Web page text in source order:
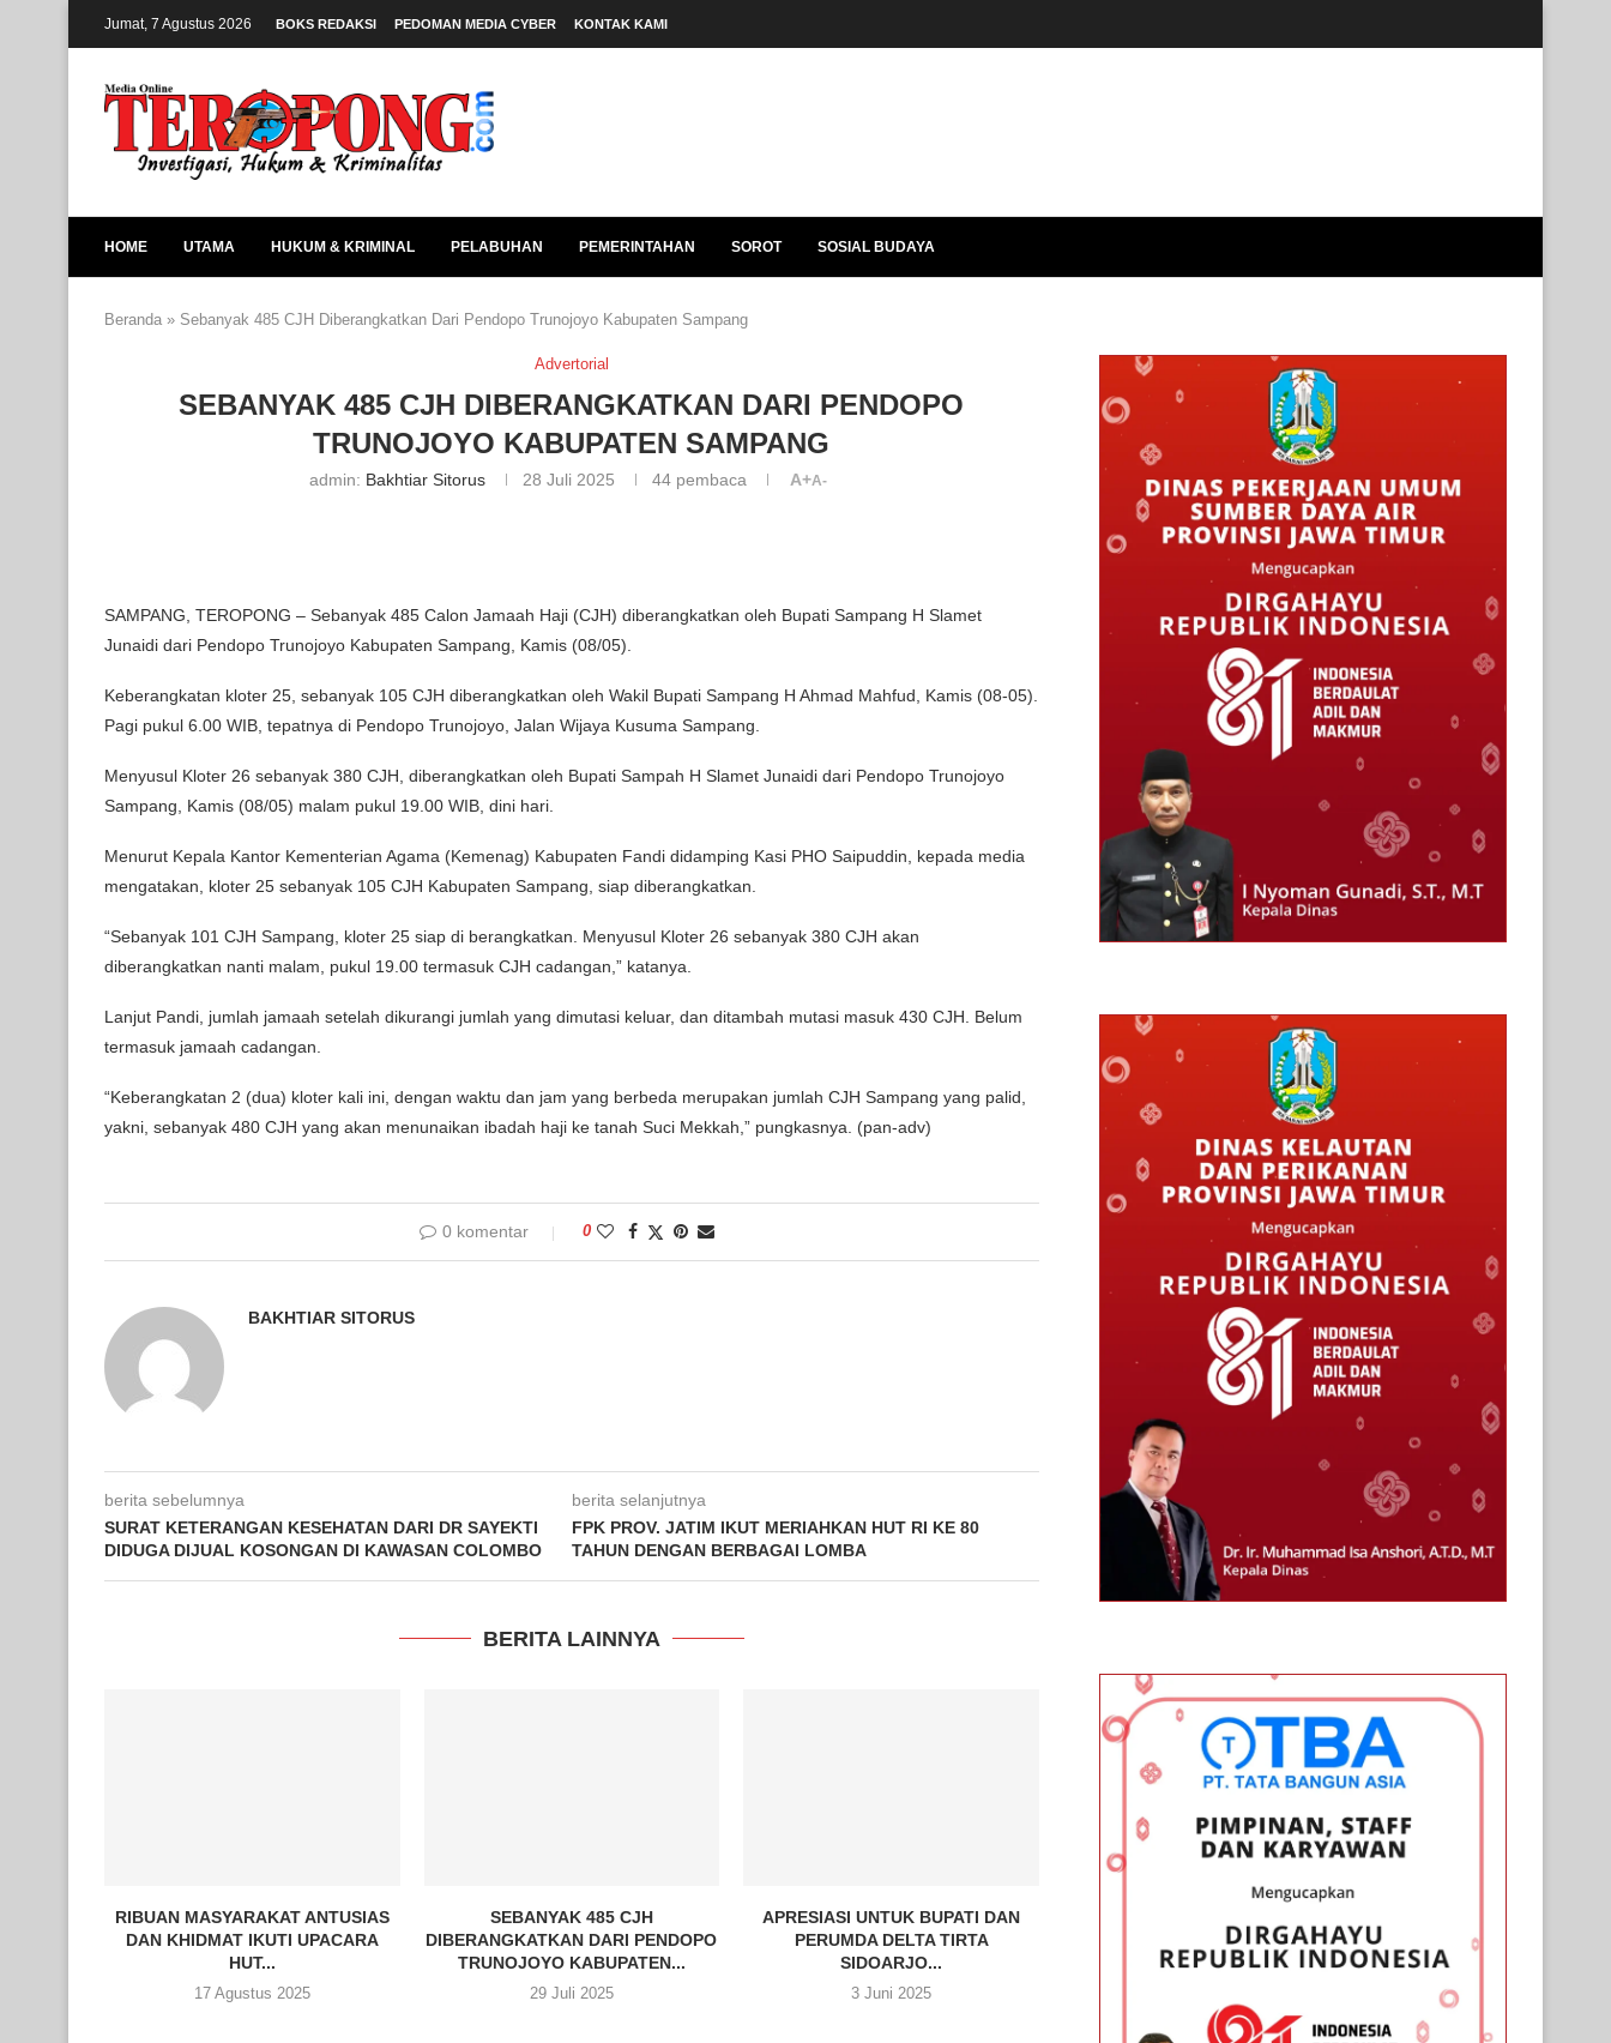
Jumat, 7 Agustus 2026 BOKS REDAKSI PEDOMAN MEDIA CYBER KONTAK KAMI
HOME UTAMA HUKUM & KRIMINAL PELABUHAN PEMERINTAHAN SOROT SOSIAL BUDAYA
Beranda » Sebanyak 485 CJH Diberangkatkan Dari Pendopo Trunojoyo Kabupaten Sampang
Advertorial
SEBANYAK 485 CJH DIBERANGKATKAN DARI PENDOPO
TRUNOJOYO KABUPATEN SAMPANG
admin: Bakhtiar Sitorus 28 Juli 2025 44 pembaca A+A-
SAMPANG, TEROPONG – Sebanyak 485 Calon Jamaah Haji (CJH) diberangkatkan oleh Bupati Sampang H Slamet
Junaidi dari Pendopo Trunojoyo Kabupaten Sampang, Kamis (08/05).
Keberangkatan kloter 25, sebanyak 105 CJH diberangkatkan oleh Wakil Bupati Sampang H Ahmad Mahfud, Kamis (08-05).
Pagi pukul 6.00 WIB, tepatnya di Pendopo Trunojoyo, Jalan Wijaya Kusuma Sampang.
Menyusul Kloter 26 sebanyak 380 CJH, diberangkatkan oleh Bupati Sampah H Slamet Junaidi dari Pendopo Trunojoyo
Sampang, Kamis (08/05) malam pukul 19.00 WIB, dini hari.
Menurut Kepala Kantor Kementerian Agama (Kemenag) Kabupaten Fandi didamping Kasi PHO Saipuddin, kepada media
mengatakan, kloter 25 sebanyak 105 CJH Kabupaten Sampang, siap diberangkatkan.
“Sebanyak 101 CJH Sampang, kloter 25 siap di berangkatkan. Menyusul Kloter 26 sebanyak 380 CJH akan
diberangkatkan nanti malam, pukul 19.00 termasuk CJH cadangan,” katanya.
Lanjut Pandi, jumlah jamaah setelah dikurangi jumlah yang dimutasi keluar, dan ditambah mutasi masuk 430 CJH. Belum
termasuk jamaah cadangan.
“Keberangkatan 2 (dua) kloter kali ini, dengan waktu dan jam yang berbeda merupakan jumlah CJH Sampang yang palid,
yakni, sebanyak 480 CJH yang akan menunaikan ibadah haji ke tanah Suci Mekkah,” pungkasnya. (pan-adv)
0 komentar 0
BAKHTIAR SITORUS
berita sebelumnya
SURAT KETERANGAN KESEHATAN DARI DR SAYEKTI
DIDUGA DIJUAL KOSONGAN DI KAWASAN COLOMBO
berita selanjutnya
FPK PROV. JATIM IKUT MERIAHKAN HUT RI KE 80
TAHUN DENGAN BERBAGAI LOMBA
BERITA LAINNYA
RIBUAN MASYARAKAT ANTUSIAS
DAN KHIDMAT IKUTI UPACARA
HUT...
17 Agustus 2025
SEBANYAK 485 CJH
DIBERANGKATKAN DARI PENDOPO
TRUNOJOYO KABUPATEN...
29 Juli 2025
APRESIASI UNTUK BUPATI DAN
PERUMDA DELTA TIRTA
SIDOARJO...
3 Juni 2025